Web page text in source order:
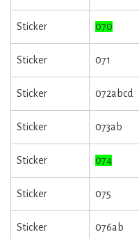
Sticker 070
Sticker 071
Sticker 072abcd
Sticker 073ab
Sticker 074
Sticker 075
Sticker 076ab